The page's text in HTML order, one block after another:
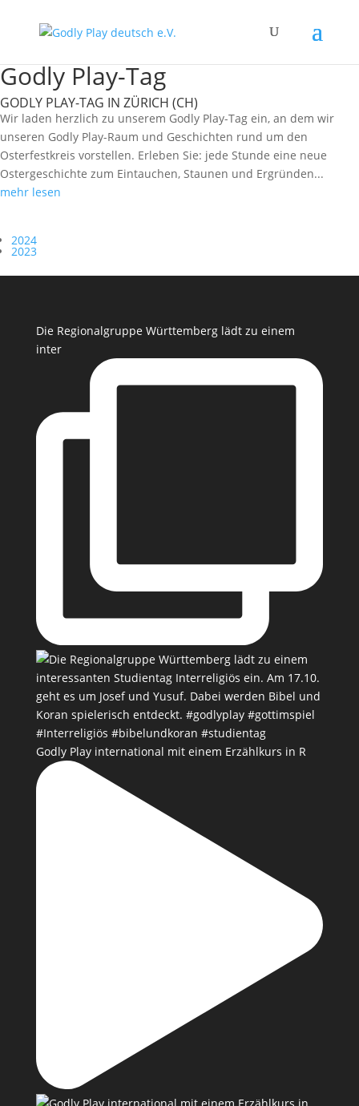
Godly Play-Tag
GODLY PLAY-TAG IN ZÜRICH (CH)
Wir laden herzlich zu unserem Godly Play-Tag ein, an dem wir
unseren Godly Play-Raum und Geschichten rund um den
Osterfestkreis vorstellen. Erleben Sie: jede Stunde eine neue
Ostergeschichte zum Eintauchen, Staunen und Ergründen...
mehr lesen
2024
2023
Die Regionalgruppe Württemberg lädt zu einem
inter
Godly Play international mit einem Erzählkurs in R